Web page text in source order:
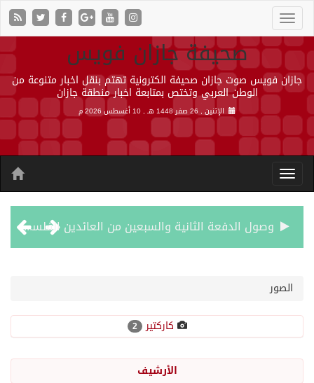
صحيفة جازان فويس
جازان فويس صوت جازان صحيفة الكترونية تهتم بنقل اخبار متنوعة من
الوطن العربي وتختص بمتابعة اخبار منطقة جازان
الإثنين , 26 صفر 1448 هـ , 10 أغسطس 2026 م
وصول الدفعة الثانية والسبعين من العائدين الفلسطينيين إلى رفح
هجمات حوثية بالصواريخ والمسيرات تودي بحياة 7 أشخاص في المخا والخوخة
الصور
كاركتير 2
الأرشيف